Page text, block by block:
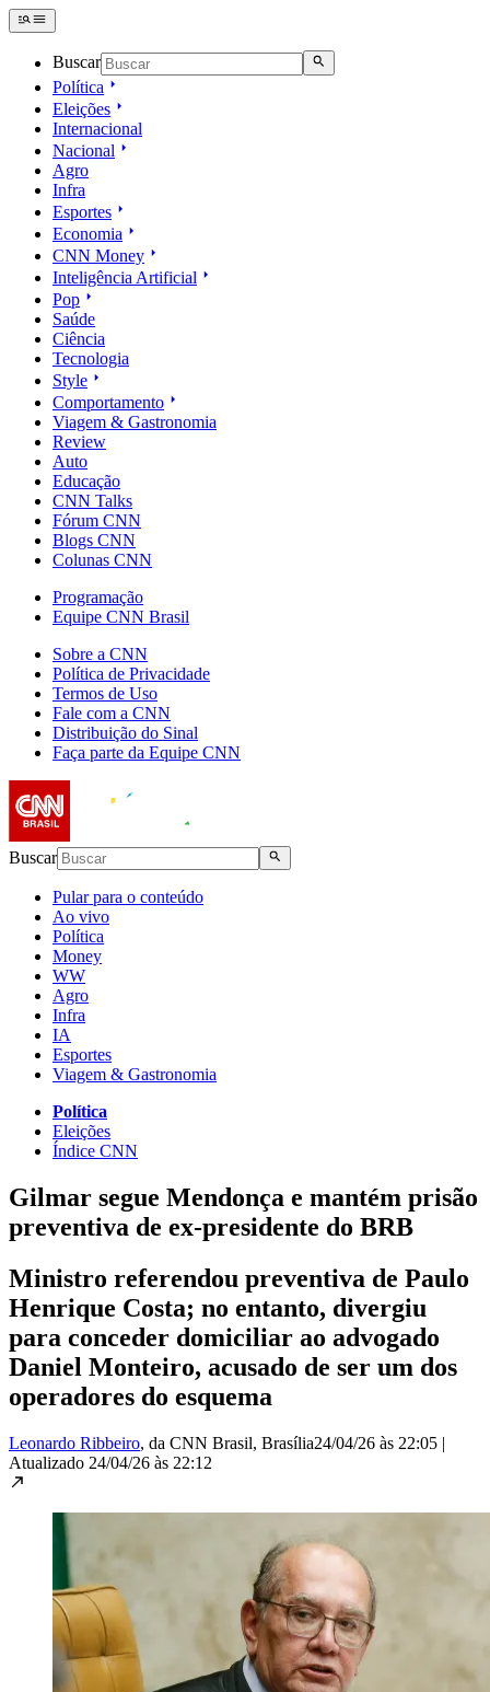
Buscar
Política
Eleições
Internacional
Nacional
Agro
Infra
Esportes
Economia
CNN Money
Inteligência Artificial
Pop
Saúde
Ciência
Tecnologia
Style
Comportamento
Viagem & Gastronomia
Review
Auto
Educação
CNN Talks
Fórum CNN
Blogs CNN
Colunas CNN
Programação
Equipe CNN Brasil
Sobre a CNN
Política de Privacidade
Termos de Uso
Fale com a CNN
Distribuição do Sinal
Faça parte da Equipe CNN
Buscar
Pular para o conteúdo
Ao vivo
Política
Money
WW
Agro
Infra
IA
Esportes
Viagem & Gastronomia
Política
Eleições
Índice CNN
Gilmar segue Mendonça e mantém prisão
preventiva de ex-presidente do BRB
Ministro referendou preventiva de Paulo
Henrique Costa; no entanto, divergiu
para conceder domiciliar ao advogado
Daniel Monteiro, acusado de ser um dos
operadores do esquema
Leonardo Ribbeiro, da CNN Brasil, Brasília24/04/26 às 22:05 |
Atualizado 24/04/26 às 22:12